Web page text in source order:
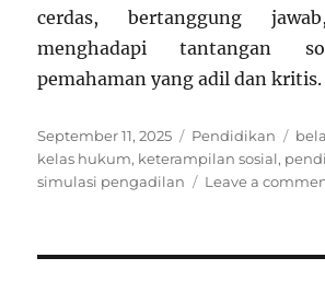
cerdas, bertanggung
menghadapi tantangan
pemahaman yang adil dan kritis.
Posted
on
September 11, 2025 Categories
Pendidikan Tags
kelas hukum, keterampilan sosial,
simulasi pengadilan
Leave a